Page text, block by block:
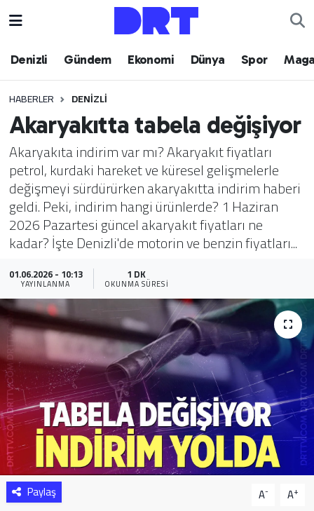
Denizli Gündem Ekonomi Dünya Spor
HABERLER DENIZLI
Akaryakıtta tabela değişiyor
Akaryakıta indirim var mı? Akaryakıt fiyatları
petrol, kurdaki hareket ve küresel gelişmelerle
değişmeyi sürdürürken akaryakıtta indirim haberi
geldi. Peki, indirim hangi ürünlerde? 1 Haziran
2026 Pazartesi güncel akaryakıt fiyatları ne
kadar? İşte Denizli'de motorin ve benzin fiyatları...
01.06.2026 - 10:13
YAYINLANMA
1 DK
OKUNMA SÜRESI
Paylaş A- A+
Denizli
Ekonomi
Dünya
Spor
Magazin
Teknoloji
Yaşam
Sağlık
Yazarlar
Resmi İlan
Resmi Reklam
Hava Durumu
Trafik Durumu
Puan Durumu ve Fikstür
Tüm Manşetler
Son Dakika Haberleri
Haber Arşivi